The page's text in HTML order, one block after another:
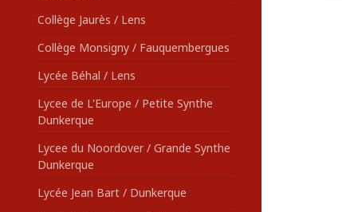
Collège Jaurès / Lens
Collège Monsigny / Fauquembergues
Lycée Béhal / Lens
Lycee de L'Europe / Petite Synthe
Dunkerque
Lycee du Noordover / Grande Synthe
Dunkerque
Lycée Jean Bart / Dunkerque